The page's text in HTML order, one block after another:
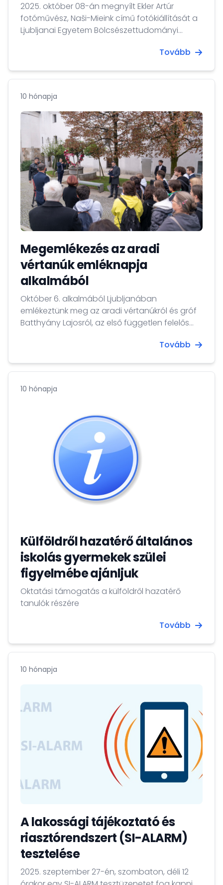
2025. október 08-án megnyílt Ekler Artúr
fotóművész, Naši-Mieink című fotókiállítását a
Ljubljanai Egyetem Bölcsészettudományi
Tovább
10 hónapja
Megemlékezés az aradi
vértanúk emléknapja
alkalmából
Október 6. alkalmából Ljubljanában
emlékeztünk meg az aradi vértanúkról és gróf
Batthyány Lajosról, az első független felelős
Tovább
10 hónapja
Külföldről hazatérő általános
iskolás gyermekek szülei
figyelmébe ajánljuk
Oktatási támogatás a külföldről hazatérő
tanulók részére
Tovább
10 hónapja
A lakossági tájékoztató és
riasztórendszert (SI-ALARM)
tesztelése
2025. szeptember 27-én, szombaton, déli 12